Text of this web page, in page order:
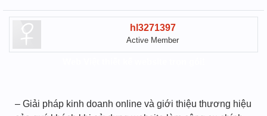
hl3271397
Active Member
– Giải pháp kinh doanh online và giới thiệu thương hiệu